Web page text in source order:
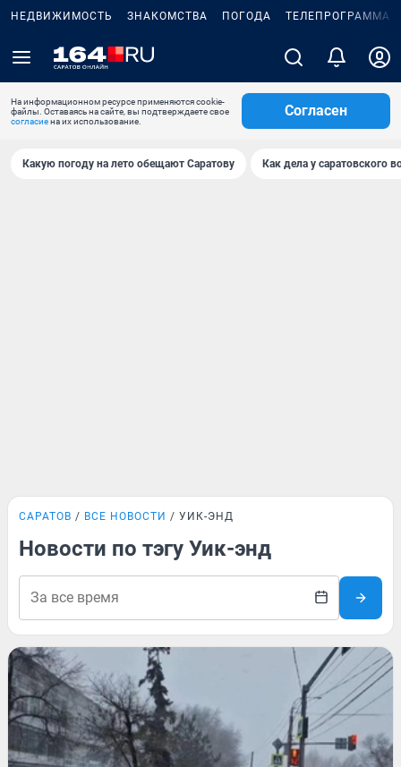
НЕДВИЖИМОСТЬ ЗНАКОМСТВА ПОГОДА ТЕЛЕПРОГРАММА
На информационном ресурсе применяются cookie-
файлы. Оставаясь на сайте, вы подтверждаете свое
согласиена их использование.
Согласен
Какую погоду на лето обещают Саратову Как дела у саратовского
САРАТОВ ВСЕ НОВОСТИ УИК-ЭНД
Новости по тэгу Уик-энд